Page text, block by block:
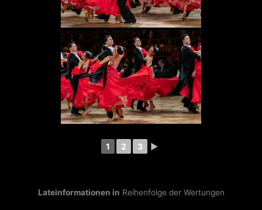
1 2 3 ►
Lateinformationen in Reihenfolge der Wertungen